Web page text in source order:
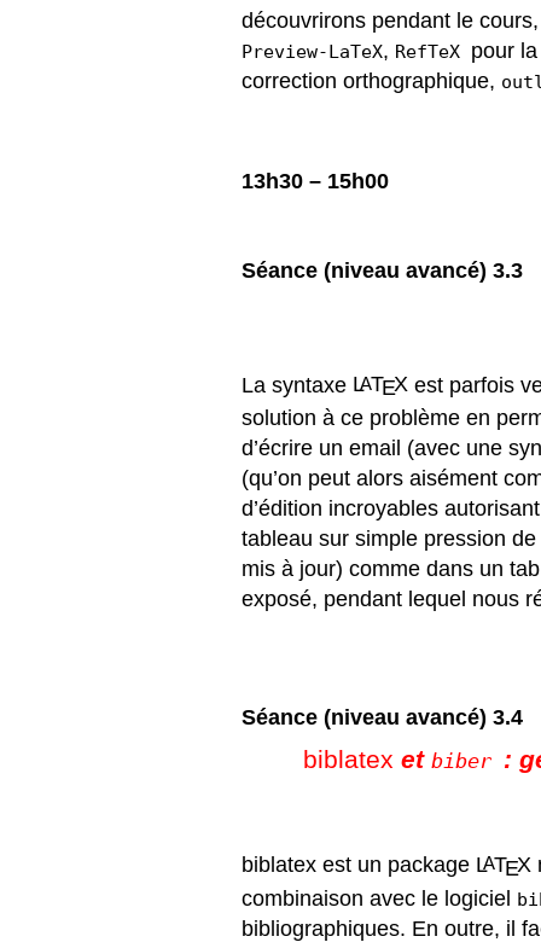
découvrirons pendant le
Preview-LaTeX, RefTeX pour
correction orthographique,
13h30 – 15h00
Séance (niveau avancé) 3.3
La syntaxe LATEX est parfois
solution à ce problème en
d’écrire un email (avec une
(qu’on peut alors aisément
d’édition incroyables
tableau sur simple pression
mis à jour) comme dans un
exposé, pendant lequel nous
Séance (niveau avancé) 3.4
biblatex et biber : g
biblatex est un package LATEX
combinaison avec le logiciel
bibliographiques. En outre, il